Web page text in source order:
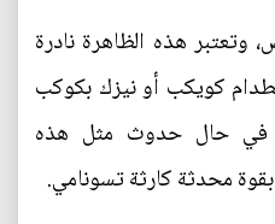
هذه الظاهرة نادرة
كويكب أو نيزك بكوكب
في حال حدوث مثل هذه
بقوة محدثة كارثة تسونامي.